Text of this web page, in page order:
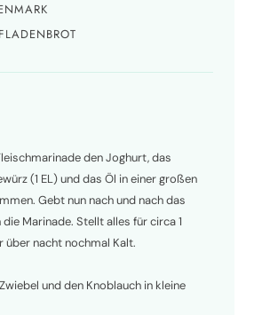
FLADENBROT
den Joghurt, das
(1 EL) und das Öl in einer großen
Gebt nun nach und nach das
Marinade. Stellt alles für circa 1
über nacht nochmal Kalt.
und den Knoblauch in kleine